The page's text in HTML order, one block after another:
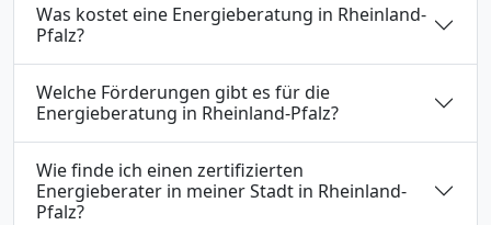
Was kostet eine Energieberatung in Rheinland-
Pfalz?
Welche Förderungen gibt es für die
Energieberatung in Rheinland-Pfalz?
Wie finde ich einen zertifizierten
Energieberater in meiner Stadt in Rheinland-
Pfalz?